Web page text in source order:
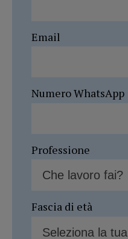
Email
Numero WhatsApp
Professione
Fascia di età